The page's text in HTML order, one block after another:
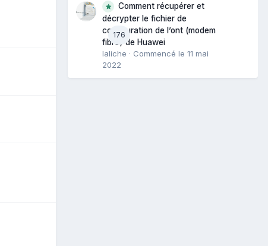
176
Comment récupérer et
décrypter le fichier de
configuration de l’ont (modem
fibre) de Huawei
laliche · Commencé le 11 mai
2022